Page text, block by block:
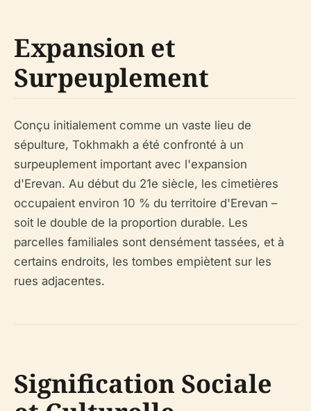
Expansion et
Surpeuplement
Conçu initialement comme un vaste lieu de
sépulture, Tokhmakh a été confronté à un
surpeuplement important avec l'expansion
d'Erevan. Au début du 21e siècle, les cimetières
occupaient environ 10 % du territoire d'Erevan –
soit le double de la proportion durable. Les
parcelles familiales sont densément tassées, et à
certains endroits, les tombes empiètent sur les
rues adjacentes.
Signification Sociale